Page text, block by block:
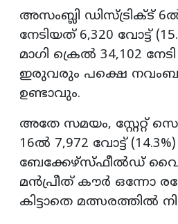
അസംബ്ലി ഡിസ്‌ട്രിക്‌ട്
നേടിയത് 6,320 വോട്ട്
മാഗി ക്രെൽ 34,102 നേടി
ഇരുവരും പക്ഷെ
ഉണ്ടാവും.
അതേ സമയം, സ്റ്റേറ്റ്
16ൽ 7,972 വോട്ട്
ബേക്കേഴ്‌സ്ഫീൽഡ്
മൻപ്രീത് കൗർ ഒന്നോ
കിട്ടാതെ മത്സരത്തിൽ